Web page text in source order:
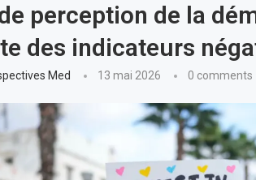
perception de la
des indicateurs
Med 13 mai 2026 0 comments